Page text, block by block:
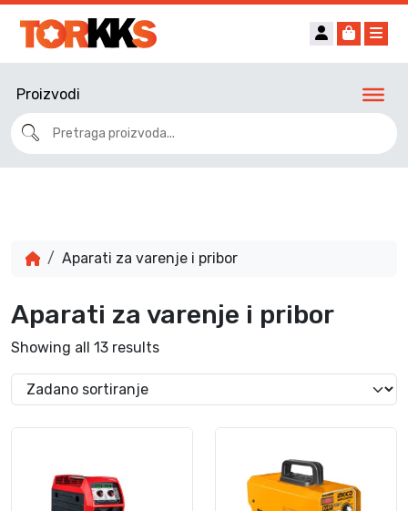
Account
Cart
Proizvodi
Aparati za varenje i pribor
Aparati za varenje i pribor
Showing all 13 results